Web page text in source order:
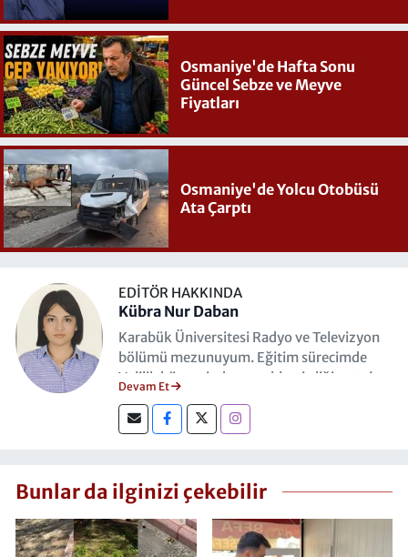
Osmaniye'de Hafta Sonu
Güncel Sebze ve Meyve
Fiyatları
Osmaniye'de Yolcu Otobüsü
Ata Çarptı
EDITÖR HAKKINDA
Kübra Nur Daban
Karabük Üniversitesi Radyo ve Televizyon
bölümü mezunuyum. Eğitim sürecimde
Valilik bünyesinde gerçekleştirdiğim staj
koordinasyonu ve medya yönetimi
alanlarında operasyonel deneyim
sürdürmekteyim.
Devam Et
Bunlar da ilginizi çekebilir